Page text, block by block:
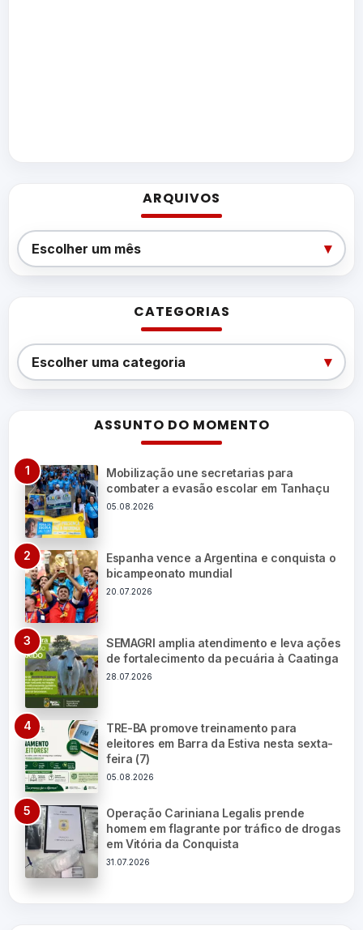
ARQUIVOS
Arquivos
Escolher um mês ▾
CATEGORIAS
Categorias
Escolher uma categoria ▾
ASSUNTO DO MOMENTO
Mobilização une secretarias para
combater a evasão escolar em Tanhaçu
05.08.2026
Espanha vence a Argentina e conquista o
bicampeonato mundial
20.07.2026
SEMAGRI amplia atendimento e leva ações
de fortalecimento da pecuária à Caatinga
28.07.2026
TRE-BA promove treinamento para
eleitores em Barra da Estiva nesta sexta-
feira (7)
05.08.2026
Operação Cariniana Legalis prende
homem em flagrante por tráfico de drogas
em Vitória da Conquista
31.07.2026